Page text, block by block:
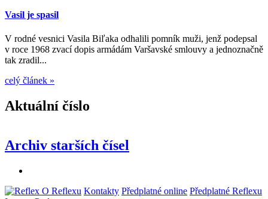
Vasil je spasil
V rodné vesnici Vasila Biľaka odhalili pomník muži, jenž podepsal
v roce 1968 zvací dopis armádám Varšavské smlouvy a jednoznačně
tak zradil...
celý článek »
Aktuální číslo
Archiv starších čísel
O Reflexu Kontakty Předplatné online Předplatné Reflexu